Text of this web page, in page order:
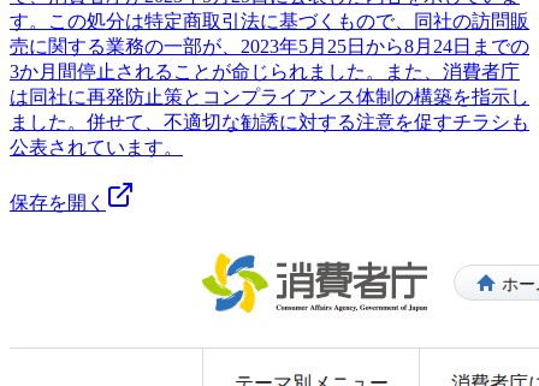
す。この処分は特定商取引法に基づくもので、同社の訪問販
売に関する業務の一部が、2023年5月25日から8月24日までの
3か月間停止されることが命じられました。また、消費者庁
は同社に再発防止策とコンプライアンス体制の構築を指示し
ました。併せて、不適切な勧誘に対する注意を促すチラシも
公表されています。
保存を開く